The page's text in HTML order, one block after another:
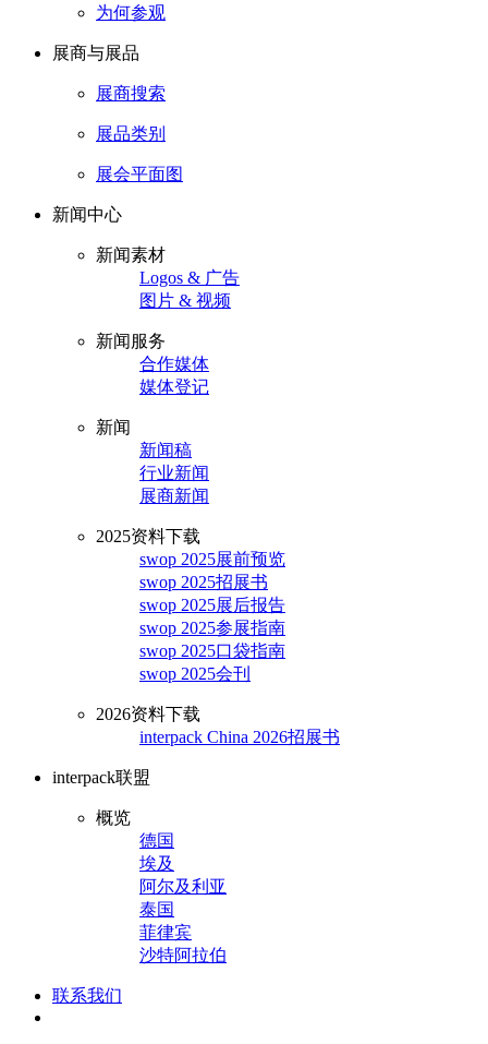
为何参观
展商与展品
展商搜索
展品类别
展会平面图
新闻中心
新闻素材
Logos & 广告
图片 & 视频
新闻服务
合作媒体
媒体登记
新闻
新闻稿
行业新闻
展商新闻
2025资料下载
swop 2025展前预览
swop 2025招展书
swop 2025展后报告
swop 2025参展指南
swop 2025口袋指南
swop 2025会刊
2026资料下载
interpack China 2026招展书
interpack联盟
概览
德国
埃及
阿尔及利亚
泰国
菲律宾
沙特阿拉伯
联系我们